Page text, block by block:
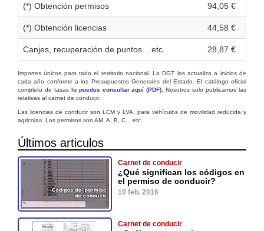
(*) Obtención permisos 94,05 €
(*) Obtención licencias 44,58 €
Canjes, recuperación de puntos... etc. 28,87 €
Importes únicos para todo el territorio nacional. La DGT los actualiza a inicios de
cada año conforme a los Presupuestos Generales del Estado. El catálogo oficial
completo de tasas lo puedes consultar aquí (PDF) . Nosotros solo publicamos las
relativas al carnet de conducir.
Las licencias de conducir son LCM y LVA, para vehículos de movilidad reducida y
agricolas. Los permisos son AM, A, B, C... etc.
Últimos articulos
Carnet de conducir
¿Qué significan los códigos en
el permiso de conducir?
10 feb. 2016
Carnet de conducir